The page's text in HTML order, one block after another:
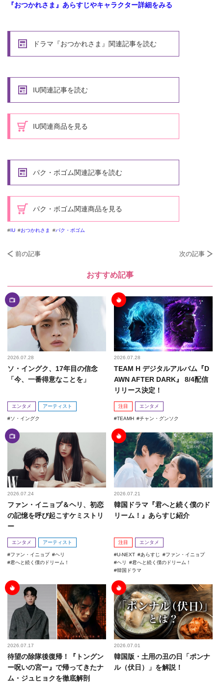
『おつかれさま』あらすじやキャラクター詳細をみる
ドラマ『おつかれさま』関連記事を読む
IU関連記事を読む
IU関連商品を見る
パク・ボゴム関連記事を読む
パク・ボゴム関連商品を見る
IU おつかれさま パク・ボゴム
前の記事 次の記事
おすすめ記事
2026.07.28
ソ・イングク、17年目の信念
「今、一番得意なことを」
エンタメ アーティスト
ソ・イングク
2026.07.28
TEAM H デジタルアルバム『D
AWN AFTER DARK』 8/4配信
リリース決定！
注目 エンタメ
TEAMH チャン・グンソク
2026.07.24
ファン・イニョプ＆ヘリ、初恋
の記憶を呼び起こすケミストリ
ー
エンタメ アーティスト
ファン・イニョプ
ヘリ
君へと続く僕のドリーム！
2026.07.21
韓国ドラマ『君へと続く僕のド
リーム！』あらすじ紹介
注目 エンタメ
U-NEXT あらすじ
ファン・イニョプ
ヘリ
君へと続く僕のドリーム！
韓国ドラマ
2026.07.17
待望の除隊後復帰！『トングン
ー呪いの宮ー』で帰ってきたナ
ム・ジュヒョクを徹底解剖
2026.07.01
韓国版・土用の丑の日「ポンナ
ル（伏日）」を解説！